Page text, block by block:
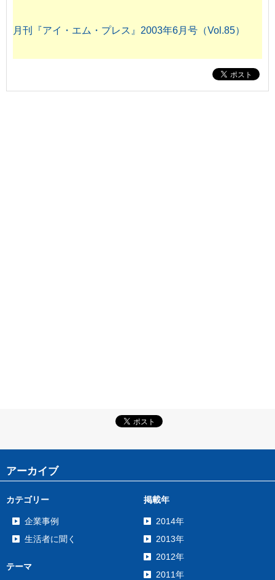
月刊『アイ・エム・プレス』2003年6月号（Vol.85）
アーカイブ
カテゴリー
企業事例
生活者に聞く
テーマ
掲載年
2014年
2013年
2012年
2011年